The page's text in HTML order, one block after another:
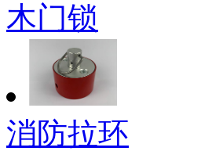
木门锁
消防拉环